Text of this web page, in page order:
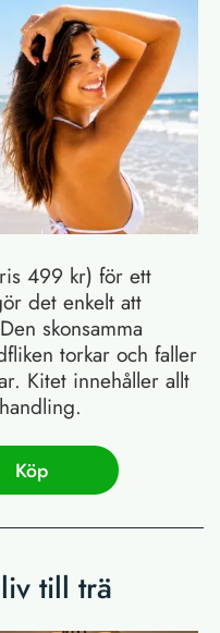
499 kr) för ett
det enkelt att
skonsamma
torkar och faller
Kitet innehåller allt
Köp
till trä